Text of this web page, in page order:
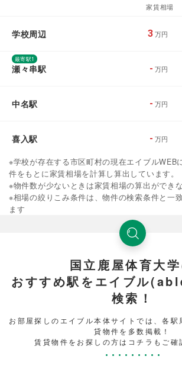
家賃相場
学校周辺 3 万円
最寄駅1
瀬々串駅 - 万円
中名駅 - 万円
喜入駅 - 万円
※学校が存在する市区町村の現在エイブルWEB
件をもとに家賃相場を計算し算出しています。
※物件数が少ないときは家賃相場の算出ができ
※相場の絞りこみ条件は、物件の検索条件と一
ます
国立鹿屋体育大
おすすめ駅をエイブル
検索！
お部屋探しのエイブル本体サイトでは、各駅
貸物件を多数掲載！
賃貸物件をお探しの方はコチラもご確